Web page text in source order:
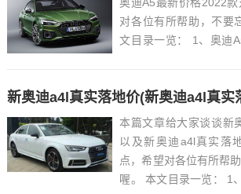
奥迪A5最新价格2022
对各位有所帮助，不要
文目录一览： 1、奥迪
新奥迪a4l真实落地价(新奥迪a4l真实
本篇文章给大家谈谈新
以及新奥迪a4l真实落
点，希望对各位有所帮
喔。 本文目录一览： 1